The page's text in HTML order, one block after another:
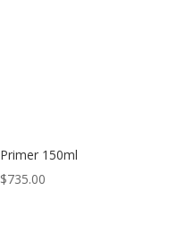
Primer 150ml
$735.00